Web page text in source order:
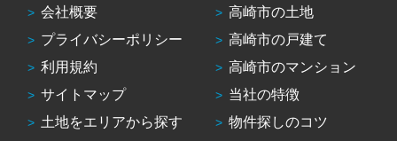
会社概要
プライバシーポリシー
利用規約
サイトマップ
土地をエリアから探す
高崎市の土地
高崎市の戸建て
高崎市のマンション
当社の特徴
物件探しのコツ